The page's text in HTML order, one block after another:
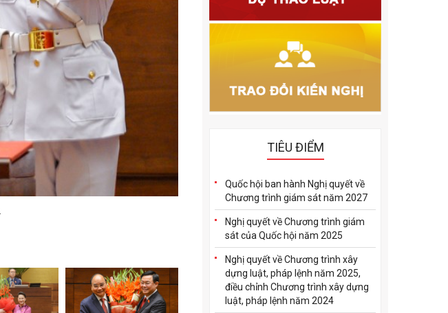
Chủ tịch Quốc hội
TIÊU ĐIỂM
Quốc hội ban hành Nghị quyết về
Chương trình giám sát năm 2027
Nghị quyết về Chương trình giám
sát của Quốc hội năm 2025
Nghị quyết về Chương trình xây
dựng luật, pháp lệnh năm 2025,
điều chỉnh Chương trình xây dựng
luật, pháp lệnh năm 2024